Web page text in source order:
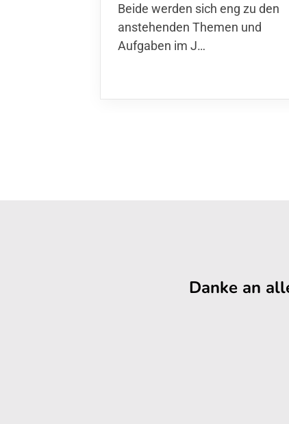
Beide werden sich eng zu den
anstehenden Themen und
Aufgaben im J…
Danke an